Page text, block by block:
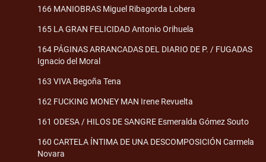
166 MANIOBRAS Miguel Ribagorda Lobera
165 LA GRAN FELICIDAD Antonio Orihuela
164 PÁGINAS ARRANCADAS DEL DIARIO DE P. / FUGADAS
Ignacio del Moral
163 VIVA Begoña Tena
162 FUCKING MONEY MAN Irene Revuelta
161 ODESA / HILOS DE SANGRE Esmeralda Gómez Souto
160 CARTELA ÍNTIMA DE UNA DESCOMPOSICIÓN Carmela
Novara